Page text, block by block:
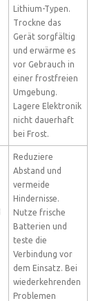
Lithium-Typen.
Trockne das
Gerät sorgfältig
und erwärme es
vor Gebrauch in
einer frostfreien
Umgebung.
Lagere Elektronik
nicht dauerhaft
bei Frost.
Reduziere
Abstand und
vermeide
Hindernisse.
Nutze frische
Batterien und
teste die
Verbindung vor
dem Einsatz. Bei
wiederkehrenden
Problemen